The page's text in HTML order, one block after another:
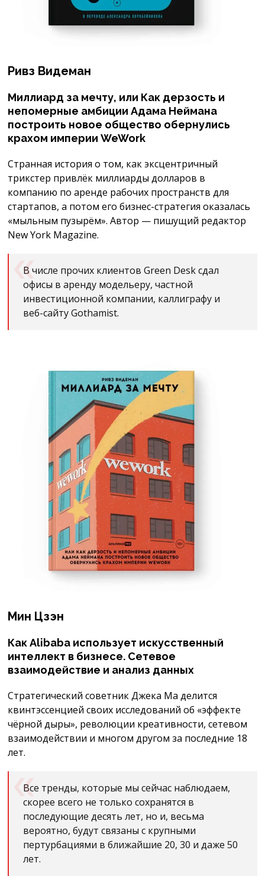
Ривз Видеман
Миллиард за мечту, или Как дерзость и
непомерные амбиции Адама Неймана
построить новое общество обернулись
крахом империи WeWork
Странная история о том, как эксцентричный
трикстер привлёк миллиарды долларов в
компанию по аренде рабочих пространств для
стартапов, а потом его бизнес-стратегия оказалась
«мыльным пузырём». Автор — пишущий редактор
New York Magazine.
В числе прочих клиентов Green Desk сдал
офисы в аренду модельеру, частной
инвестиционной компании, каллиграфу и
веб-сайту Gothamist.
Мин Цзэн
Как Alibaba использует искусственный
интеллект в бизнесе. Сетевое
взаимодействие и анализ данных
Стратегический советник Джека Ма делится
квинтэссенцией своих исследований об «эффекте
чёрной дыры», революции креативности, сетевом
взаимодействии и многом другом за последние 18
лет.
Все тренды, которые мы сейчас наблюдаем,
скорее всего не только сохранятся в
последующие десять лет, но и, весьма
вероятно, будут связаны с крупными
пертурбациями в ближайшие 20, 30 и даже 50
лет.